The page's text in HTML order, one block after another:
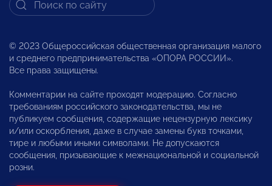
© 2023 Общероссийская общественная организация малого
и среднего предпринимательства «ОПОРА РОССИИ».
Все права защищены.
Комментарии на сайте проходят модерацию. Согласно
требованиям российского законодательства, мы не
публикуем сообщения, содержащие нецензурную лексику
и/или оскорбления, даже в случае замены букв точками,
тире и любыми иными символами. Не допускаются
сообщения, призывающие к межнациональной и социальной
розни.